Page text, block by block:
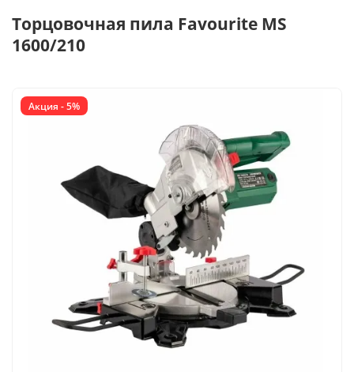
Торцовочная пила Favourite MS
1600/210
Акция - 5%